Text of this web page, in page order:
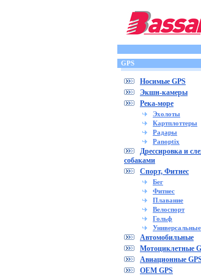
GPS
Носимые GPS
Экшн-камеры
Река-море
Эхолоты
Картплоттеры
Радары
Panoptix
Дрессировка и
собаками
Спорт, Фитнес
Бег
Фитнес
Плавание
Велоспорт
Гольф
Универсальные
Автомобильные
Мотоциклетные
Авиационные
OEM GPS